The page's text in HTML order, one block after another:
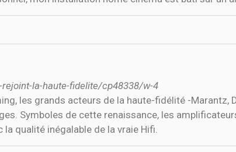
la-haute-fidelite/cp48338/w-4
les grands acteurs de la haute-fidélité -Marantz,
Symboles de cette renaissance, les
qualité inégalable de la vraie Hifi.